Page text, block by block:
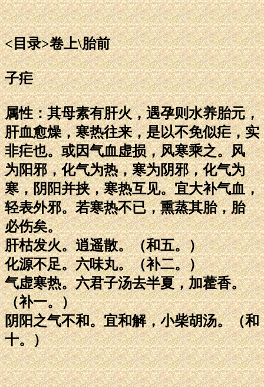
<目录>卷上\胎前
子疟
属性：其母素有肝火，遇孕则水养胎元，
肝血愈燥，寒热往来，是以不免似疟，实
非疟也。或因气血虚损，风寒乘之。风
为阳邪，化气为热，寒为阴邪，化气为
寒，阴阳并挟，寒热互见。宜大补气血，
轻表外邪。若寒热不已，熏蒸其胎，胎
必伤矣。
肝枯发火。逍遥散。（和五。）
化源不足。六味丸。（补二。）
气虚寒热。六君子汤去半夏，加藿香。
（补一。）
阴阳之气不和。宜和解，小柴胡汤。（和
十。）